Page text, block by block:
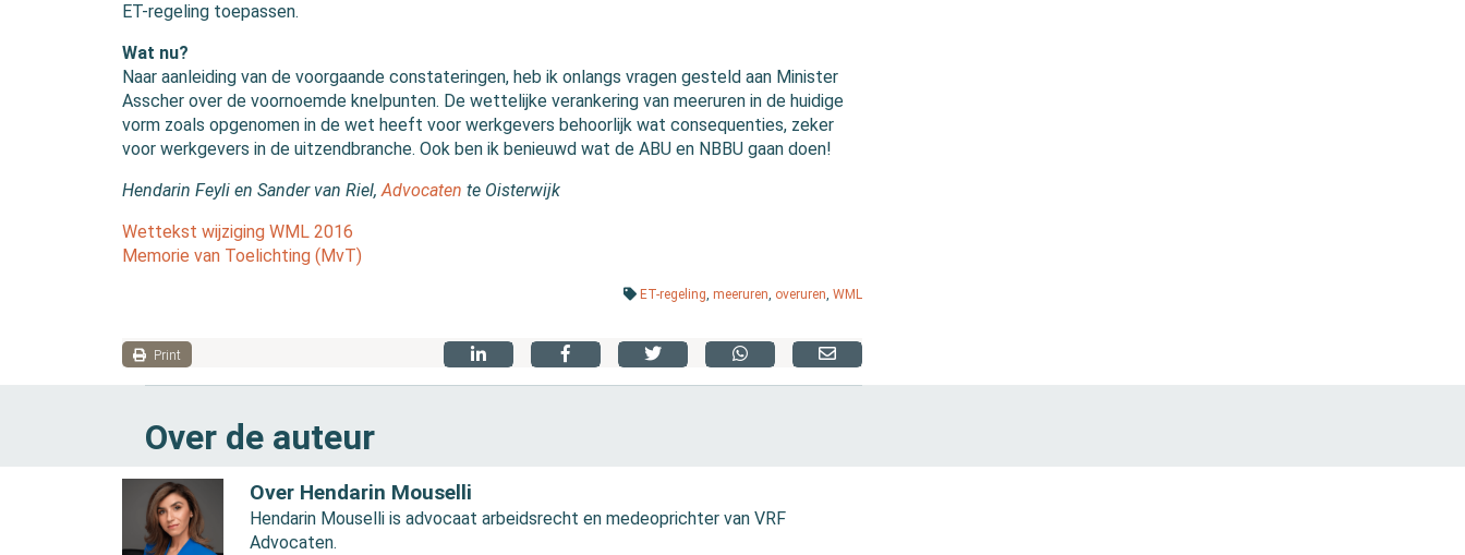
ET-regeling toepassen.
Wat nu?
Naar aanleiding van de voorgaande constateringen, heb ik onlangs vragen gesteld aan Minister
Asscher over de voornoemde knelpunten. De wettelijke verankering van meeruren in de huidige
vorm zoals opgenomen in de wet heeft voor werkgevers behoorlijk wat consequenties, zeker
voor werkgevers in de uitzendbranche. Ook ben ik benieuwd wat de ABU en NBBU gaan doen!
Hendarin Feyli en Sander van Riel,Advocaten te Oisterwijk
Wettekst wijziging WML 2016
Memorie van Toelichting (MvT)
ET-regeling,meeruren, overuren,WML
Print
Over de auteur
Over Hendarin Mouselli
Hendarin Mouselli is advocaat arbeidsrecht en medeoprichter van VRF
Advocaten.